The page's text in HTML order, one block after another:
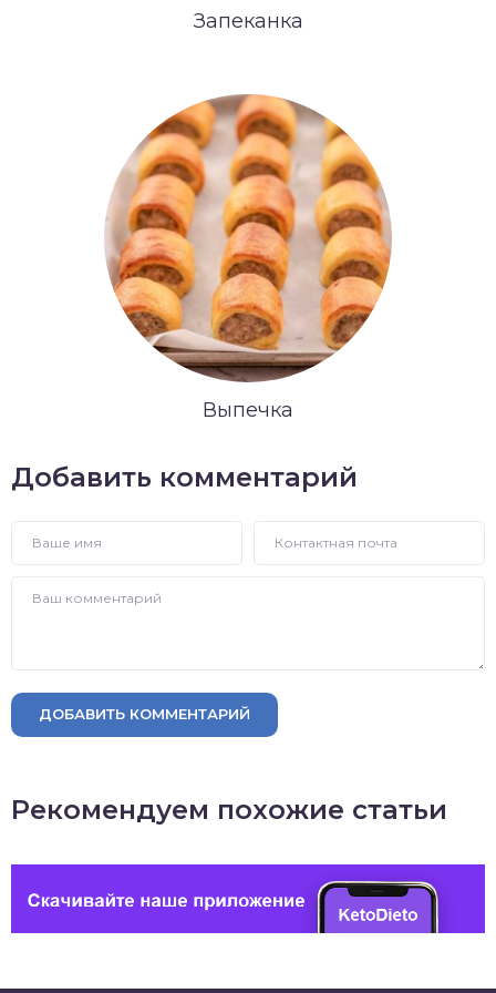
Запеканка
Выпечка
Добавить комментарий
ДОБАВИТЬ КОММЕНТАРИЙ
Рекомендуем похожие статьи